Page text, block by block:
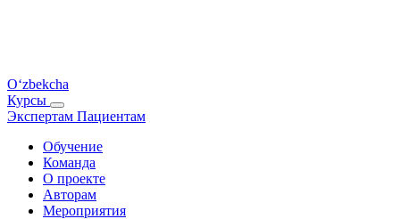
O‘zbekcha
Курсы
Экспертам Пациентам
Обучение
Команда
О проекте
Авторам
Мероприятия